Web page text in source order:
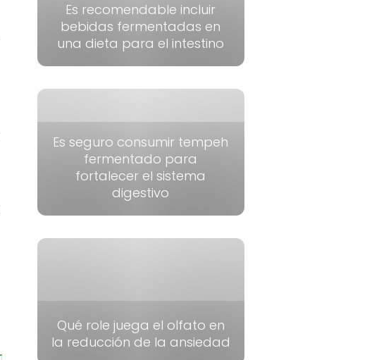
Es recomendable incluir
bebidas fermentadas en
una dieta para el intestino
Es seguro consumir tempeh
fermentado para
fortalecer el sistema
digestivo
Qué role juega el olfato en
la reducción de la ansiedad